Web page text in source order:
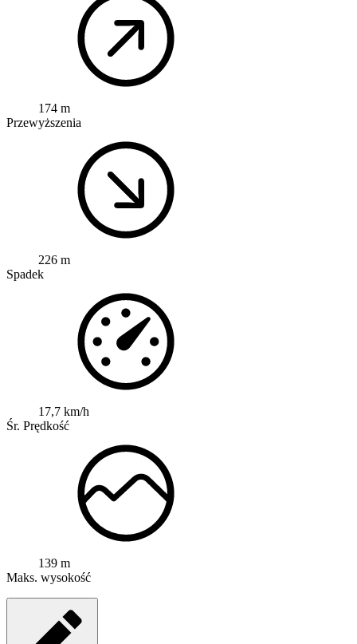
174 m
Przewyższenia
226 m
Spadek
17,7 km/h
Śr. Prędkość
139 m
Maks. wysokość